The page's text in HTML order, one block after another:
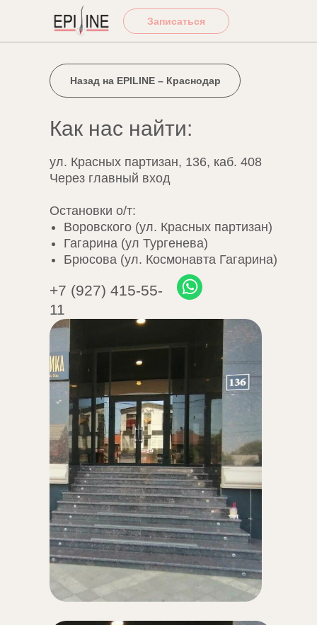
Записаться
+7 (927) 415-55-
11
ул. Красных партизан, 136, каб. 408
Через главный вход
Остановки о/т:
Воровского (ул. Красных партизан)
Гагарина (ул Тургенева)
Брюсова (ул. Космонавта Гагарина)
Как нас найти:
Назад на EPILINE – Краснодар